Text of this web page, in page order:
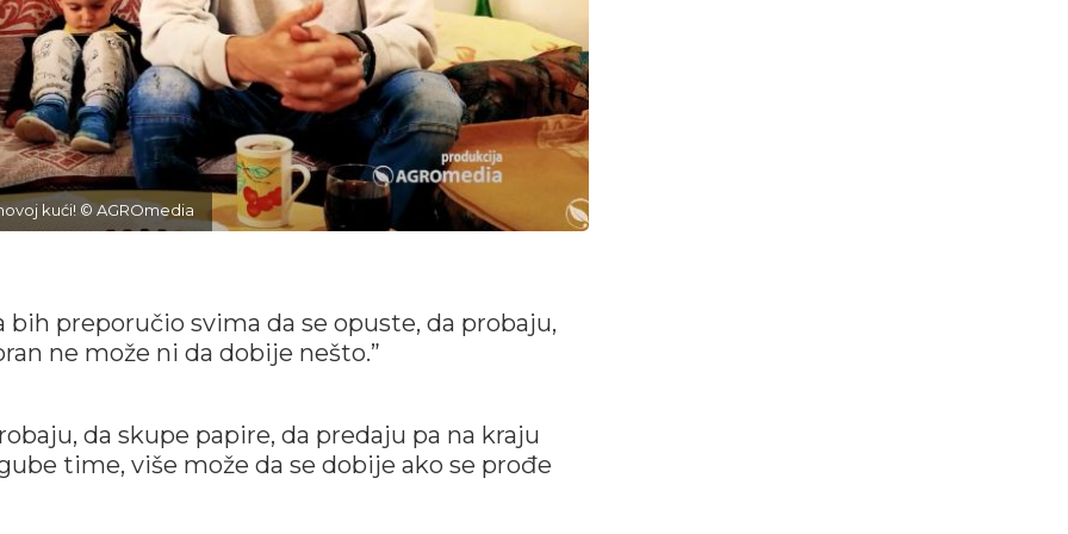
kući! © AGROmedia
bih preporučio svima da se opuste, da probaju,
ne može ni da dobije nešto.”
da skupe papire, da predaju pa na kraju
time, više može da se dobije ako se prođe